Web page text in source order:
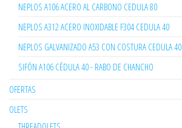
NEPLOS A106 ACERO AL CARBONO CEDULA 80
NEPLOS A312 ACERO INOXIDABLE F304 CEDULA 40
NEPLOS GALVANIZADO A53 CON COSTURA CEDULA 40
SIFÓN A106 CÉDULA 40 - RABO DE CHANCHO
OFERTAS
OLETS